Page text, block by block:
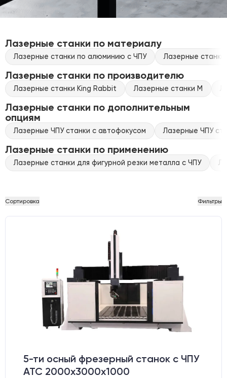
Лазерные станки по материалу
Лазерные станки по алюминию с ЧПУ Лазерные
Лазерные станки по производителю
Лазерные станки King Rabbit Лазерные станки M
Лазерные станки по дополнительным
опциям
Лазерные ЧПУ станки с автофокусом Лазерные ЧПУ
Лазерные станки по применению
Лазерные станки для фигурной резки металла с ЧПУ
Сортировка Фильтры
5-ти осный фрезерный станок с ЧПУ
АТС 2000х3000х1000